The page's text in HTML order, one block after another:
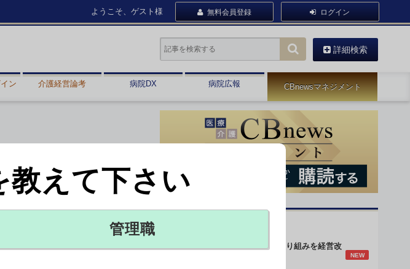
ようこそ、ゲスト様 無料会員登録 ログイン
詳細検索
ン 介護経営論考 病院DX 病院広報 CBnewsマネジメント
門】
身体的拘束最小化の取り組みを経営改
NEW
教えて下さい
管理職